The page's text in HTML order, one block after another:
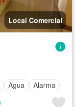
Local Comercial
Agua Alarma